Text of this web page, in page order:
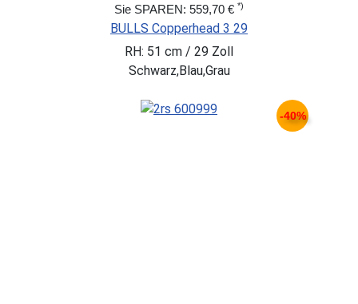
Sie SPAREN: 559,70 € *)
BULLS Copperhead 3 29
RH: 51 cm / 29 Zoll
Schwarz,Blau,Grau
-40%